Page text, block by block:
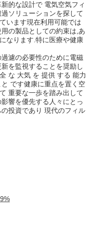
的な設計で 電気空気フィ
ソリューションを探して
います現在利用可能では
の製品としての約束は,あ
なります.特に医療や健康
濾の必要性のために電磁
を監視することを奨励し
な 大気 を 提供 する 能力
です健康に重点を置く空
重要な一歩を踏み出して
響を優先する人々にとっ
投資であり 現代のフィル